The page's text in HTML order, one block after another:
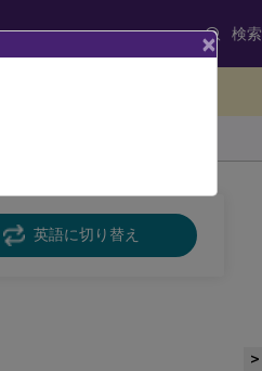
検索
英語に切り替え
>
×